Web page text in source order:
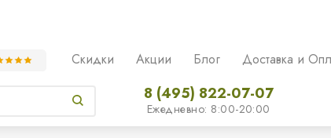
Скидки Акции Блог Доставка и
8 (495) 822-07-07
Ежедневно: 8:00-20:00